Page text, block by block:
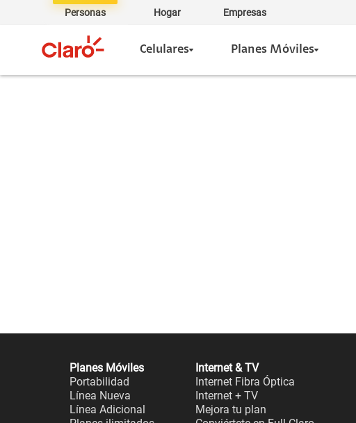
Personas Hogar Empresas
Celulares Planes Móviles
Planes Móviles
Portabilidad
Línea Nueva
Línea Adicional
Internet & TV
Internet Fibra Óptica
Internet + TV
Mejora tu plan